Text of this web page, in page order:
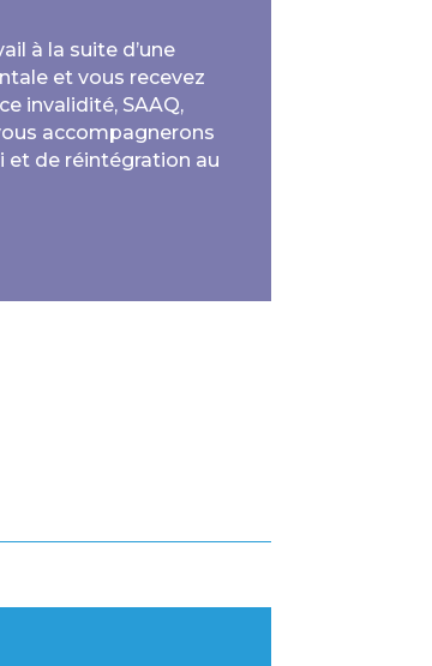
à la suite d’une
et vous recevez
invalidité, SAAQ,
accompagnerons
et de réintégration au